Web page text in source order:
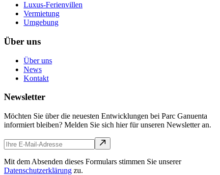
Luxus-Ferienvillen
Vermietung
Umgebung
Über uns
Über uns
News
Kontakt
Newsletter
Möchten Sie über die neuesten Entwicklungen bei Parc Ganuenta
informiert bleiben? Melden Sie sich hier für unseren Newsletter an.
Mit dem Absenden dieses Formulars stimmen Sie unserer
Datenschutzerklärung zu.